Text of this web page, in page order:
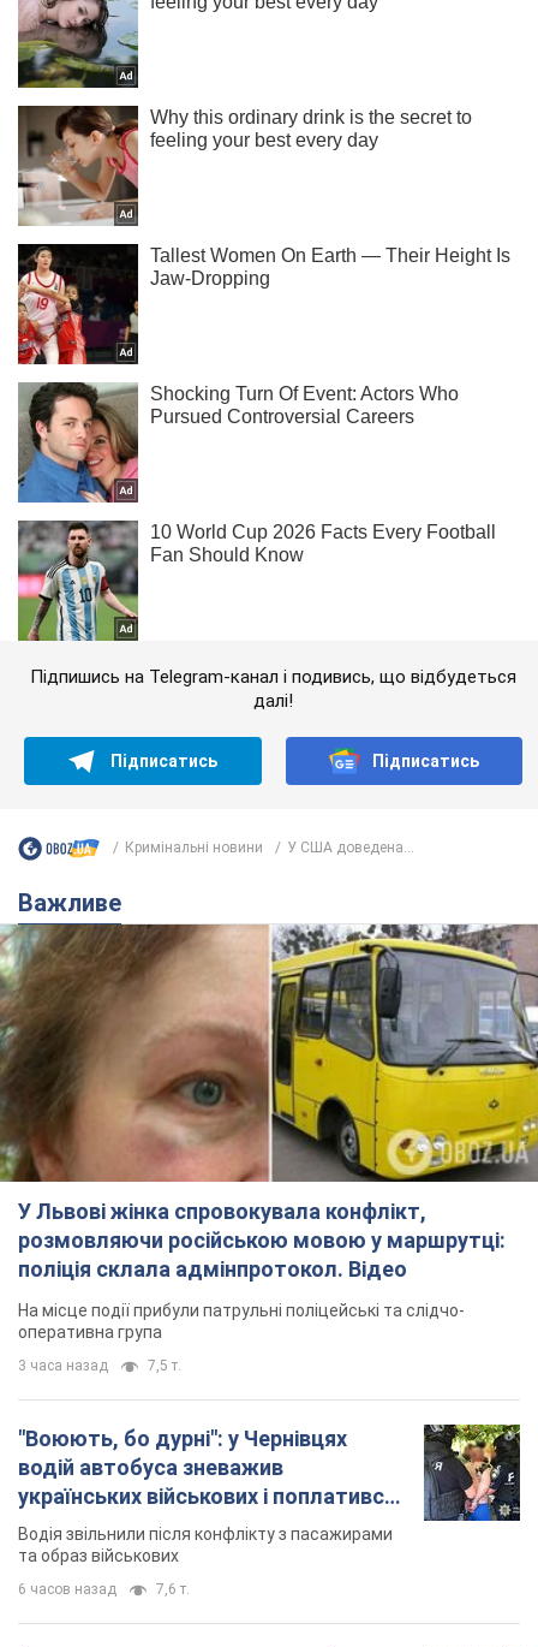
Підпишись на Telegram-канал і подивись, що відбудеться
далі!
Підписатись Підписатись
Кримінальні новини У США доведена...
Важливе
У Львові жінка спровокувала конфлікт,
розмовляючи російською мовою у маршрутці:
поліція склала адмінпротокол. Відео
На місце події прибули патрульні поліцейські та слідчо-
оперативна група
3 часа назад 7,5 т.
"Воюють, бо дурні": у Чернівцях
водій автобуса зневажив
українських військових і поплатився.
Відео
Водія звільнили після конфлікту з пасажирами
та образ військових
6 часов назад 7,6 т.